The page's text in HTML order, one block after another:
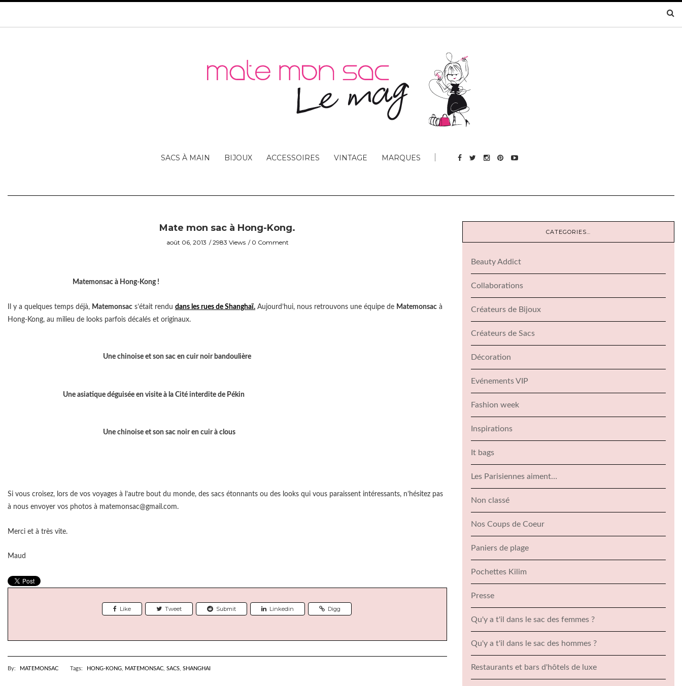
SACS À MAIN BIJOUX ACCESSOIRES VINTAGE MARQUES
Mate mon sac à Hong-Kong.
août 06, 2013 2983 Views 0 Comment
Matemonsac à Hong-Kong !
Il y a quelques temps déjà, Matemonsac s’était rendu dans les rues de Shanghaï. Aujourd’hui, nous retrouvons une équipe de Matemonsac à
Hong-Kong, au milieu de looks parfois décalés et originaux.
Une chinoise et son sac en cuir noir bandoulière
Une asiatique déguisée en visite à la Cité interdite de Pékin
Une chinoise et son sac noir en cuir à clous
Si vous croisez, lors de vos voyages à l’autre bout du monde, des sacs étonnants ou des looks qui vous paraissent intéressants, n’hésitez pas
à nous envoyer vos photos à matemonsac@gmail.com.
Merci et à très vite.
Maud
Like Tweet Submit Linkedin Digg
By: MATEMONSAC Tags: HONG-KONG MATEMONSAC SACS SHANGHAI
CATEGORIES…
Beauty Addict
Collaborations
Créateurs de Bijoux
Créateurs de Sacs
Décoration
Evénements VIP
Fashion week
Inspirations
It bags
Les Parisiennes aiment…
Non classé
Nos Coups de Coeur
Paniers de plage
Pochettes Kilim
Presse
Qu'y a t'il dans le sac des femmes ?
Qu'y a t'il dans le sac des hommes ?
Restaurants et bars d'hôtels de luxe